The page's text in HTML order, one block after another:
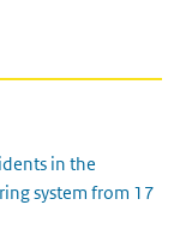
in the
system from 17